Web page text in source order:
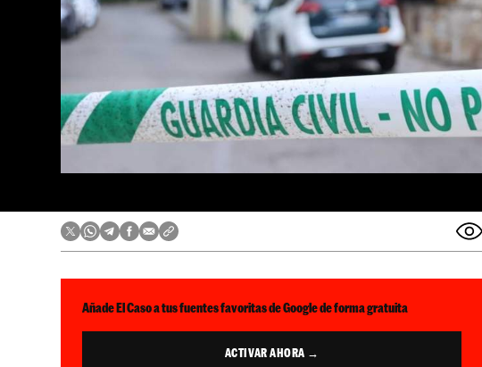
Añade El Caso a tus fuentes favoritas de Google de forma gratuita
ACTIVAR AHORA →